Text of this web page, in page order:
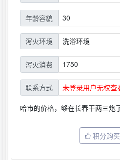
年龄容貌 30
泻火环境 洗浴环境
泻火消费 1750
联系方式 未登录用户无权查
哈市的价格，够在长春干两三炮
积分购